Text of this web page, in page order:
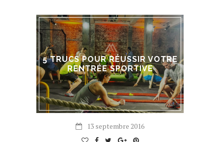
5 TRUCS POUR RÉUSSIR VOTRE
RENTRÉE SPORTIVE
13 septembre 2016